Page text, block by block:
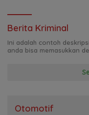
Berita Kriminal
Ini adalah contoh
anda bisa memasukkan
Otomotif